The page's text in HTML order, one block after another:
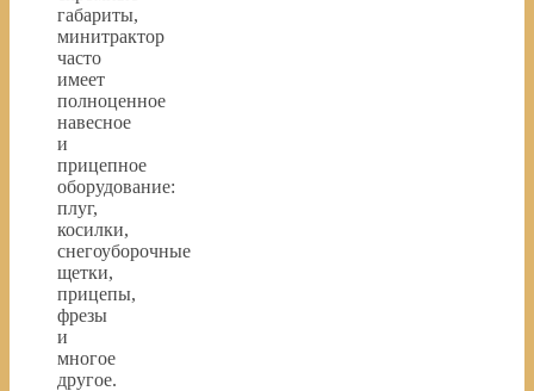
габариты,
минитрактор
часто
имеет
полноценное
навесное
и
прицепное
оборудование:
плуг,
косилки,
снегоуборочные
щетки,
прицепы,
фрезы
и
многое
другое.